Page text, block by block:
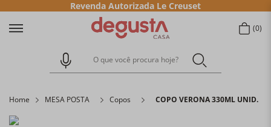
Revenda Autorizada Le Creuset
0
O que você procura hoje?
Home MESA POSTA Copos COPO VERONA 330ML UNID.